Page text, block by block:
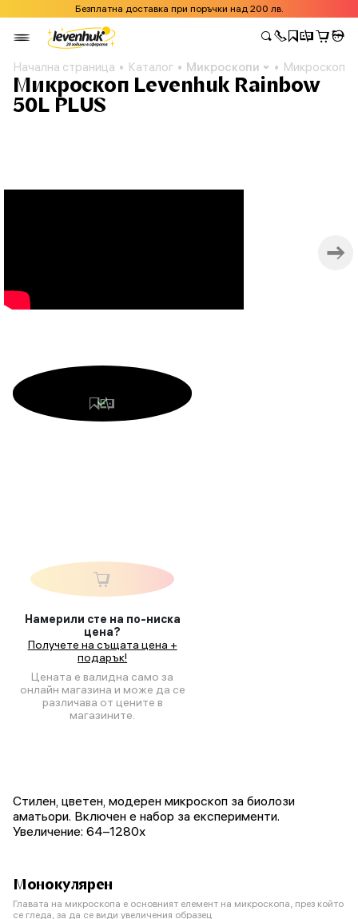
Безплатна доставка при поръчки над 200 лв.
Начална страница Каталог Микроскопи Микроскоп
Микроскоп Levenhuk Rainbow
50L PLUS
Намерили сте на по-ниска
цена?
Получете на същата цена +
подарък!
Цената е валидна само за
онлайн магазина и може да се
различава от цените в
магазините.
Стилен, цветен, модерен микроскоп за биолози
аматьори. Включен е набор за експерименти.
Увеличение: 64–1280x
Монокулярен
Главата на микроскопа е основният елемент на микроскопа, през който
се гледа, за да се види увеличения образец